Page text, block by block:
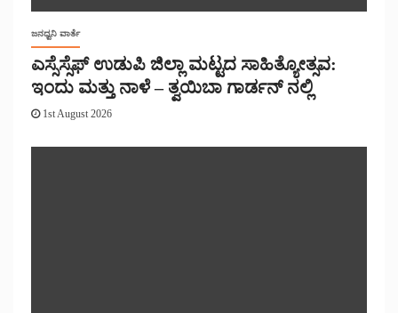
ಜನಧ್ವನಿ ವಾರ್ತೆ
ಎಸ್ಸೆಸ್ಸೆಫ್ ಉಡುಪಿ ಜಿಲ್ಲಾ ಮಟ್ಟದ ಸಾಹಿತ್ಯೋತ್ಸವ:
ಇಂದು ಮತ್ತು ನಾಳೆ – ತ್ವಯಿಬಾ ಗಾರ್ಡನ್ ನಲ್ಲಿ
1st August 2026